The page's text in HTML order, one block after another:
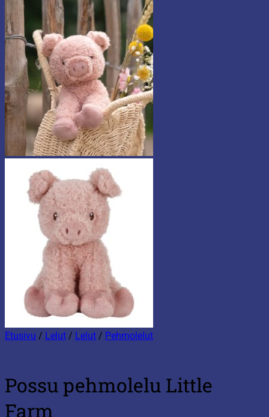
Etusivu / Lelut / Lelut / Pehmolelut
Possu pehmolelu Little
Farm